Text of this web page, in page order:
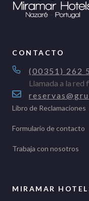
CONTACTO
(00351) 262
Llamada a la red
Libro de Reclamaciones
Formulario de contacto
Trabaja con nosotros
MIRAMAR